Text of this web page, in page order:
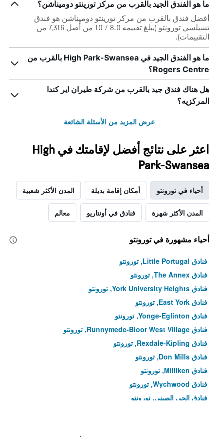
المخطط
التالي
1
محور
Y
يعرض
متوسط
سعر
غرفة
ما هو الفندق الجيد بالقرب من مركز تورينتو دوميناشن؟
أفضل فندق بالقرب من مركز تورينتو دوميناشن هو فندق
تشيلسي تورونتو (يبلغ تقييمه 8.0 / 10 من أصل 7,316 من
التقييمات).
ما هو الفندق الجيد في High Park-Swansea بالقرب من
Rogers Centre؟
هل هناك فندق جيد بالقرب من شركة طيران اير كندا
المركزيه؟
عرض المزيد من الأسئلة الشائعة
اعثر على نتائج أفضل لإقامتك في High
Park-Swansea
أحياء في تورونتو أمكان إقامة بديلة المدن الأكثر شعبية
المدن الأكثر شهرة فنادق في أونتاريو معالم
أحياء مشهورة في تورونتو
فنادق Little Portugal, تورونتو
فنادق The Annex, تورونتو
فنادق York University Heights, تورونتو
فنادق East York, تورونتو
فنادق Yonge-Eglinton, تورونتو
فنادق Runnymede-Bloor West Village, تورونتو
فنادق Rexdale-Kipling, تورونتو
فنادق Don Mills, تورونتو
فنادق Milliken, تورونتو
فنادق Wychwood, تورونتو
فنادق الحي الصيني, تورونتو